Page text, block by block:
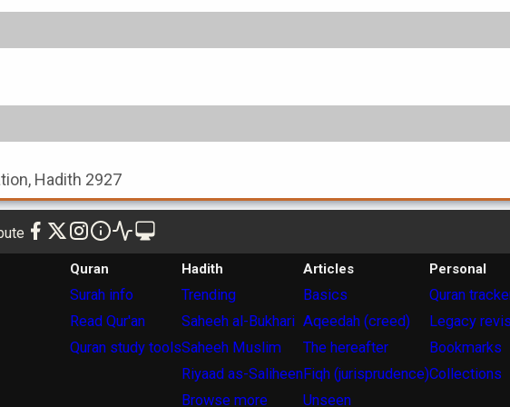
Hadith 2927
Quran
Surah info
Read Qur'an
Quran study tools
Hadith
Trending
Saheeh al-Bukhari
Saheeh Muslim
Riyaad as-Saliheen
Browse more
Articles
Basics
Aqeedah (creed)
The hereafter
Fiqh (jurisprudence)
Unseen
Personal
Quran
Legacy
Bookmarks
Collections